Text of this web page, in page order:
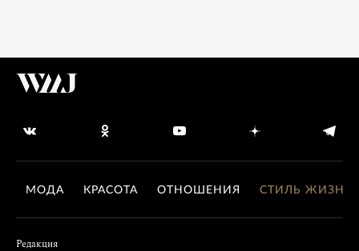
МОДА КРАСОТА ОТНОШЕНИЯ СТИЛЬ ЖИЗНИ
Редакция